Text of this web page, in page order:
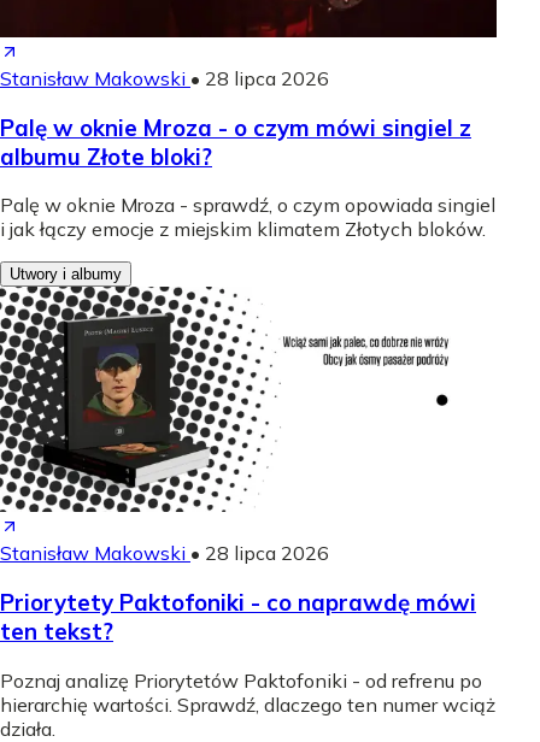
Stanisław Makowski • 28 lipca 2026
Palę w oknie Mroza - o czym mówi singiel z
albumu Złote bloki?
Palę w oknie Mroza - sprawdź, o czym opowiada singiel
i jak łączy emocje z miejskim klimatem Złotych bloków.
Utwory i albumy
Stanisław Makowski • 28 lipca 2026
Priorytety Paktofoniki - co naprawdę mówi
ten tekst?
Poznaj analizę Priorytetów Paktofoniki - od refrenu po
hierarchię wartości. Sprawdź, dlaczego ten numer wciąż
działa.